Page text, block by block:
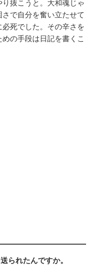
抜こうと。大和魂じゃ
で自分を奮い立たせて
死でした。その辛さを
の手段は日記を書くこ
られたんですか。